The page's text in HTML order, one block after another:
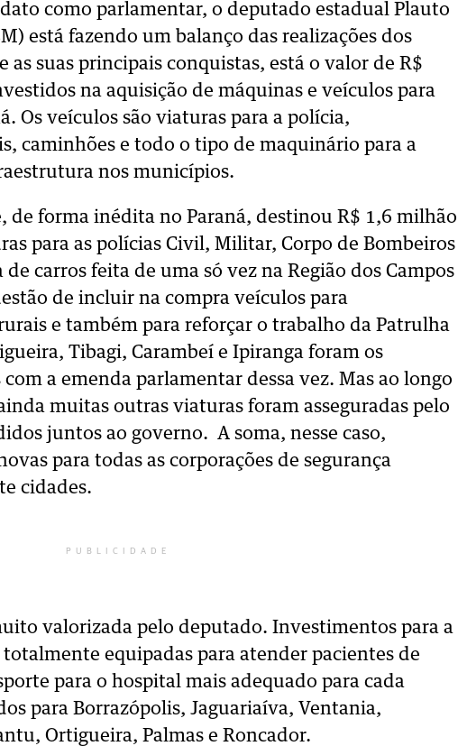
como parlamentar, o deputado estadual Plauto
está fazendo um balanço das realizações dos
suas principais conquistas, está o valor de R$
na aquisição de máquinas e veículos para
Os veículos são viaturas para a polícia,
caminhões e todo o tipo de maquinário para a
nos municípios.
de forma inédita no Paraná, destinou R$ 1,6 milhão
para as polícias Civil, Militar, Corpo de Bombeiros
carros feita de uma só vez na Região dos Campos
de incluir na compra veículos para
e também para reforçar o trabalho da Patrulha
Tibagi, Carambeí e Ipiranga foram os
a emenda parlamentar dessa vez. Mas ao longo
muitas outras viaturas foram asseguradas pelo
juntos ao governo. A soma, nesse caso,
para todas as corporações de segurança
cidades.
PUBLICIDADE
valorizada pelo deputado. Investimentos para a
equipadas para atender pacientes de
para o hospital mais adequado para cada
para Borrazópolis, Jaguariaíva, Ventania,
Ortigueira, Palmas e Roncador.